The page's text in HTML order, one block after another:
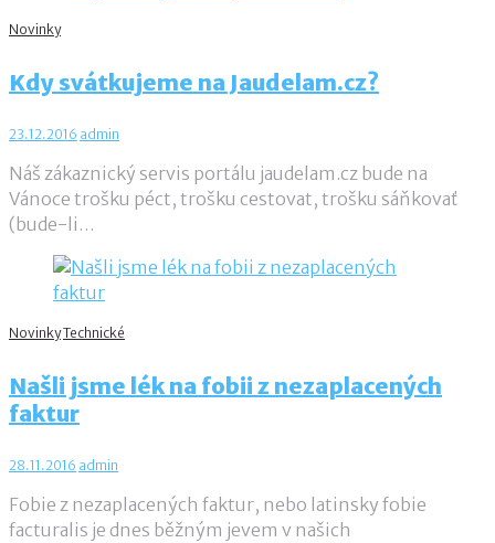
Novinky
Kdy svátkujeme na Jaudelam.cz?
23.12.2016 admin
Náš zákaznický servis portálu jaudelam.cz bude na
Vánoce trošku péct, trošku cestovat, trošku sáňkovať
(bude-li…
NovinkyTechnické
Našli jsme lék na fobii z nezaplacených
faktur
28.11.2016 admin
Fobie z nezaplacených faktur, nebo latinsky fobie
facturalis je dnes běžným jevem v našich